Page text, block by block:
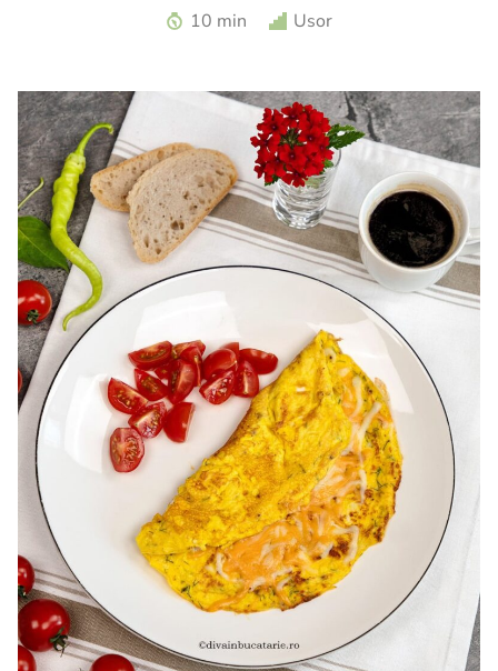
Haydari. Haydari reteta. Haydari turcesc. Ccrema aperitiv
turceasca. Sos haydari. Aperitiv cu iaurt.
10 min Usor